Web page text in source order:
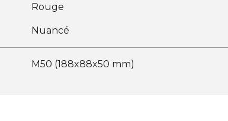
Rouge
Nuancé
M50 (188x88x50 mm)